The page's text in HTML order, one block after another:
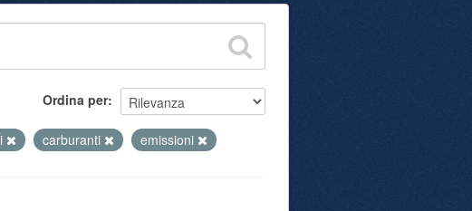
Ordina per
carburanti emissioni